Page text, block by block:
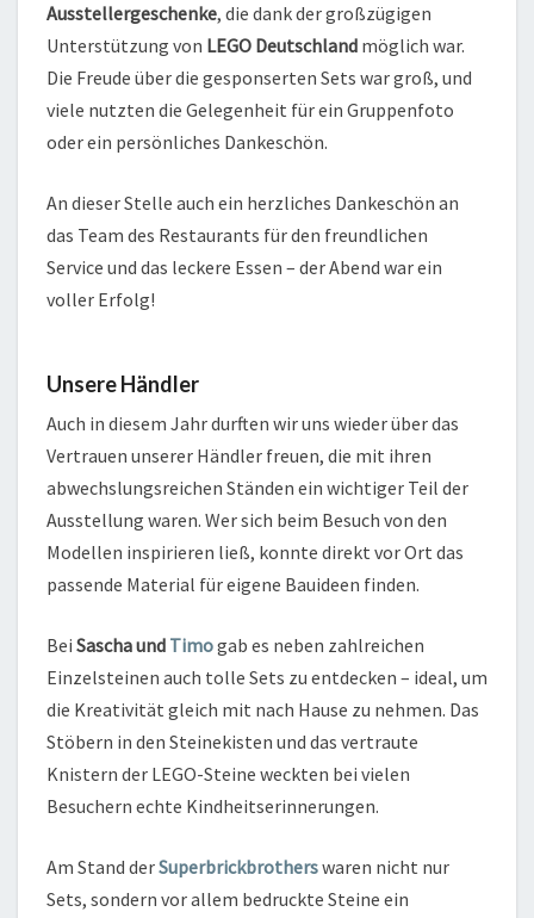
Ausstellergeschenke, die dank der großzügigen
Unterstützung von LEGO Deutschland möglich war.
Die Freude über die gesponserten Sets war groß, und
viele nutzten die Gelegenheit für ein Gruppenfoto
oder ein persönliches Dankeschön.
An dieser Stelle auch ein herzliches Dankeschön an
das Team des Restaurants für den freundlichen
Service und das leckere Essen – der Abend war ein
voller Erfolg!
Unsere Händler
Auch in diesem Jahr durften wir uns wieder über das
Vertrauen unserer Händler freuen, die mit ihren
abwechslungsreichen Ständen ein wichtiger Teil der
Ausstellung waren. Wer sich beim Besuch von den
Modellen inspirieren ließ, konnte direkt vor Ort das
passende Material für eigene Bauideen finden.
Bei Sascha und Timogab es neben zahlreichen
Einzelsteinen auch tolle Sets zu entdecken – ideal, um
die Kreativität gleich mit nach Hause zu nehmen. Das
Stöbern in den Steinekisten und das vertraute
Knistern der LEGO-Steine weckten bei vielen
Besuchern echte Kindheitserinnerungen.
Am Stand derSuperbrickbrotherswaren nicht nur
Sets, sondern vor allem bedruckte Steine ein